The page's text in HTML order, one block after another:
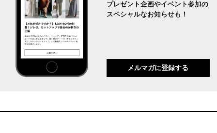
プレゼント企画やイベント参加の
スペシャルなお知らせも！
メルマガに登録する